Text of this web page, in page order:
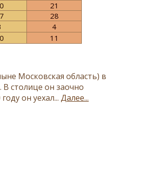
21
28
4
11
Московская область) в
В столице он заочно
он уехал... Далее...